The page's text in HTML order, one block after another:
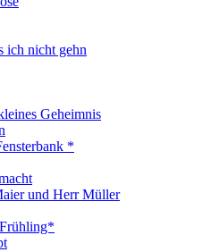
ich nicht gehn
Geheimnis
*
und Herr Müller